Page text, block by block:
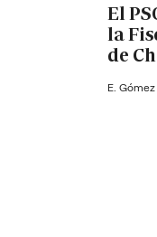
El
la
de
E. Gómez